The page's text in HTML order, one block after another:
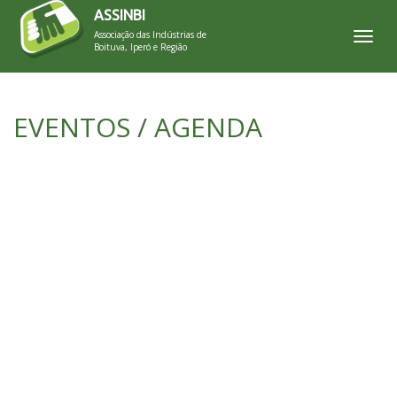
ASSINBI
Associação das Indústrias de
Boituva, Iperó e Região
EVENTOS / AGENDA